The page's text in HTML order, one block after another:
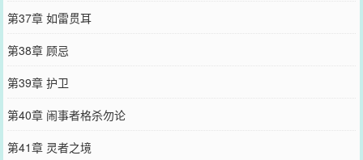
第37章 如雷贯耳
第38章 顾忌
第39章 护卫
第40章 闹事者格杀勿论
第41章 灵者之境